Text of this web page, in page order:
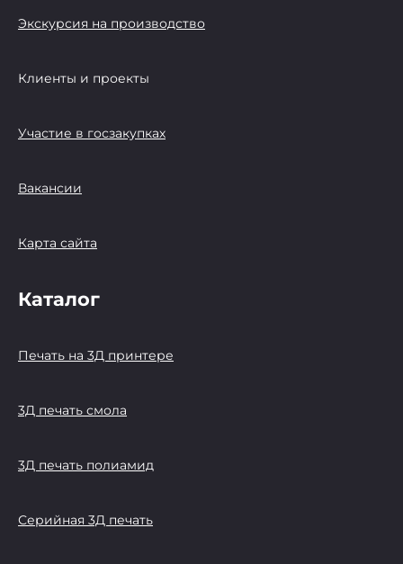
Экскурсия на производство
Клиенты и проекты
Участие в госзакупках
Вакансии
Карта сайта
Каталог
Печать на 3Д принтере
3Д печать смола
3Д печать полиамид
Серийная 3Д печать